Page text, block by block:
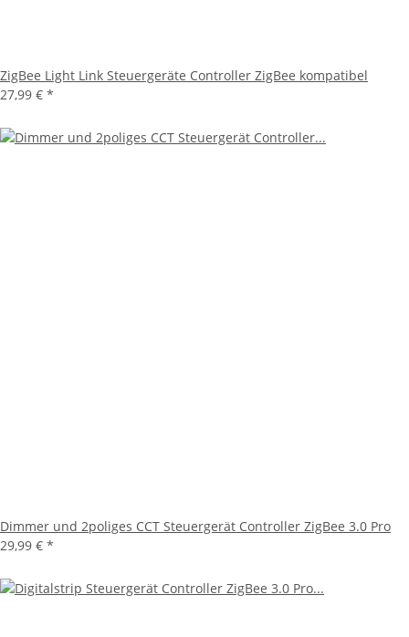
ZigBee Light Link Steuergeräte Controller ZigBee kompatibel
27,99 € *
Dimmer und 2poliges CCT Steuergerät Controller ZigBee 3.0 Pro
29,99 € *